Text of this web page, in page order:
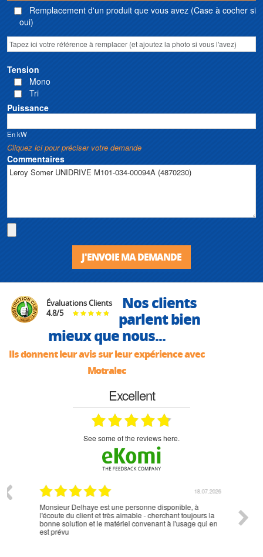
Remplacement d'un produit que vous avez (Case à cocher si
oui)
Tension
Mono
Tri
Puissance
En kW
Cliquez ici pour préciser votre demande
Commentaires
J'ENVOIE MA DEMANDE
Évaluations Clients
4.8/5
Nos clients
parlent bien
mieux que nous...
Ils donnent leur avis sur leur expérience avec
Motralec
Excellent
see some of the reviews here.
18.07.2026
Monsieur Delhaye est une personne disponible, à
l'écoute du client et très aimable - cherchant toujours la
bonne solution et le matériel convenant à l'usage qui en
est prévu